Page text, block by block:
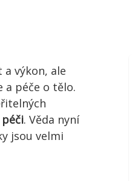
výkon, ale
a péče o tělo.
. Věda nyní
jsou velmi